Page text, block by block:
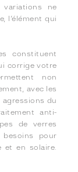
variations ne
l’élément qui
constituent
corrige votre
non
avec les
du
anti-
de verres
pour
et en solaire.